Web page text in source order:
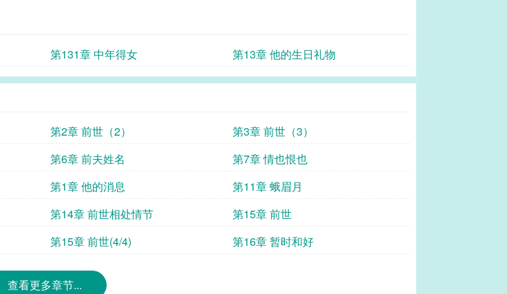
第131章 中年得女 第13章 他的生日礼物
第2章 前世（2）
第3章 前世（3）
第6章 前夫姓名
第7章 情也恨也
第1章 他的消息
第11章 蛾眉月
第14章 前世相处情节
第15章 前世
第15章 前世(4/4) 第16章 暂时和好
查看更多章节...